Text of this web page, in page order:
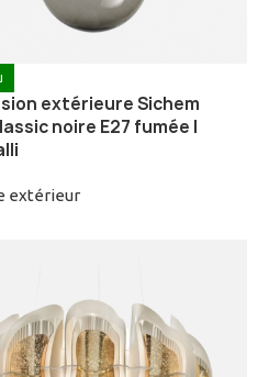
extérieure Sichem
noire E27 fumée |
extérieur